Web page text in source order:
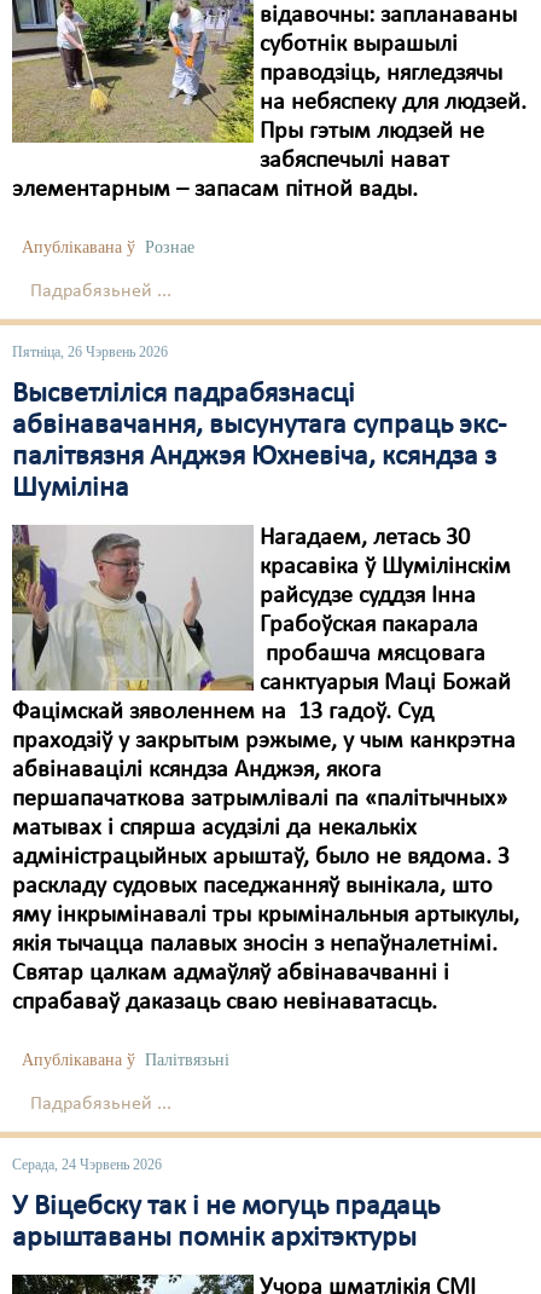
відавoчны: запланаваны
суботнік вырашылі
праводзіць, нягледзячы
на небяспеку для людзей.
Пры гэтым людзей не
забяспечылі нават
элементарным – запасам пітной вады.
Апублікавана ў Рознае
Падрабязьней ...
Пятніца, 26 Чэрвень 2026
Высветліліся падрабязнасці
абвінавачання, высунутага супраць экс-
палітвязня Анджэя Юхневіча, ксяндза з
Шуміліна
Нагадаем, летась 30
красавіка ў Шумілінскім
райсудзе суддзя Інна
Грабоўская пакарала
пробашча мясцовага
санктуарыя Маці Божай
Фацімскай зяволеннем на 13 гадоў. Суд
праходзіў у закрытым рэжыме, у чым канкрэтна
абвінавацілі ксяндза Анджэя, якога
першапачаткова затрымлівалі па «палітычных»
матывах і спярша асудзілі да некалькіх
адміністрацыйных арыштаў, было не вядома. З
раскладу судовых паседжанняў вынікала, што
яму інкрымінавалі тры крымінальныя артыкулы,
якія тычацца палавых зносін з непаўналетнімі.
Святар цалкам адмаўляў абвінавачванні і
спрабаваў даказаць сваю невінаватасць.
Апублікавана ў Палітвязьні
Падрабязьней ...
Серада, 24 Чэрвень 2026
У Віцебску так і не могуць прадаць
арыштаваны помнік архітэктуры
Учора шматлікія СМІ